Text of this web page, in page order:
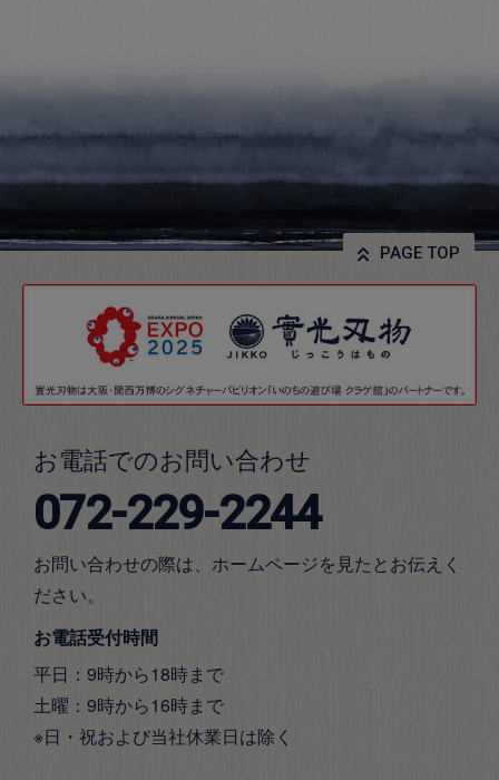
PAGE TOP
お電話でのお問い合わせ
072-229-2244
お問い合わせの際は、ホームページを見たとお伝えく
ださい。
お電話受付時間
平日：9時から18時まで
土曜：9時から16時まで
※日・祝および当社休業日は除く